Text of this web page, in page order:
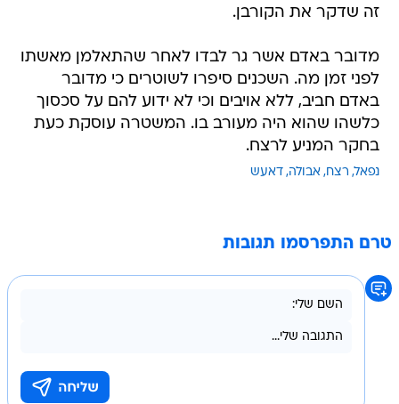
זה שדקר את הקורבן.
מדובר באדם אשר גר לבדו לאחר שהתאלמן מאשתו
לפני זמן מה. השכנים סיפרו לשוטרים כי מדובר
באדם חביב, ללא אויבים וכי לא ידוע להם על סכסוך
כלשהו שהוא היה מעורב בו. המשטרה עוסקת כעת
בחקר המניע לרצח.
נפאל רצח אבולה דאעש
טרם התפרסמו תגובות